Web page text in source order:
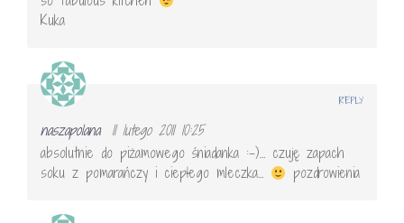
Kuka
naszapolana
11 lutego 2011 10:25
absolutnie do piżamowego śniadanka :-)… czuję zapach
soku z pomarańczy i ciepłego mleczka…
pozdrowienia
REPLY